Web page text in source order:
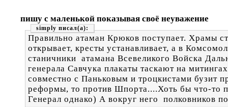
пишу с маленькой показывая своё неуважение
simply
Правильно атаман Крюков поступает. Храмы
открывает, кресты устанавливает, а в
станичники атамана Всевеликого Войска
генерала Савчука плакаты таскают на
совместно с Паньковым и троцкистами бузит
реформы, то против Шпорта....Хоть бы что-то
Генерал однако) А вокруг него полковников